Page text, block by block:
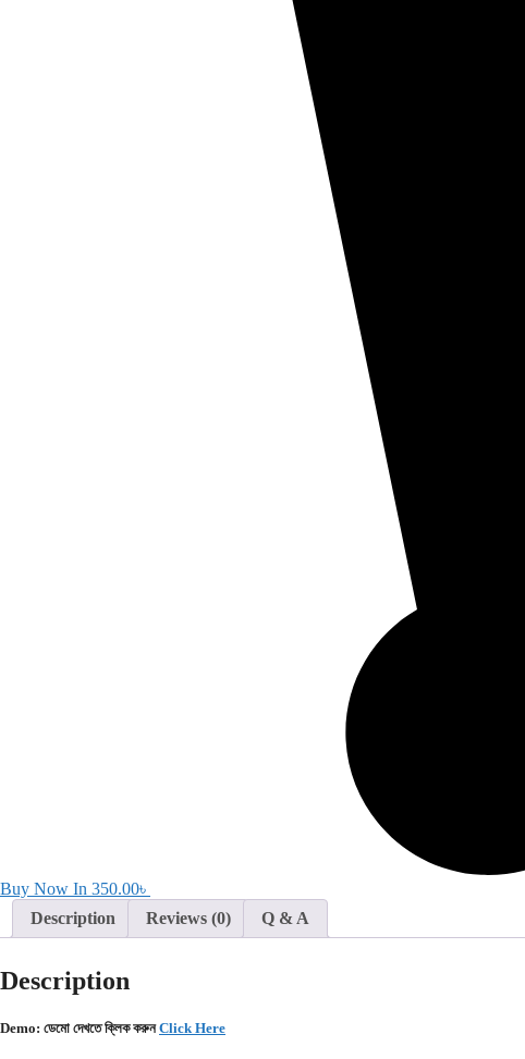
Buy Now In 350.00৳
Description
Reviews (0) Q & A
Description
Demo: ডেমো দেখতে ক্লিক করুনClick Here